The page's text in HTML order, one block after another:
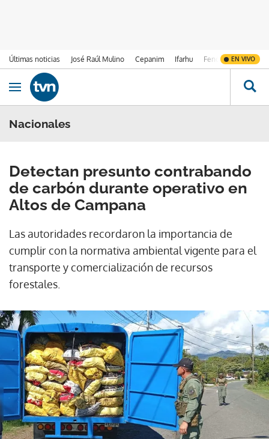
Últimas noticias José Raúl Mulino Cepanim Ifarhu Fenómeno de El
EN VIVO
Ir al contenido
Obrir navegació
Nacionales
Detectan presunto contrabando
de carbón durante operativo en
Altos de Campana
Las autoridades recordaron la importancia de
cumplir con la normativa ambiental vigente para el
transporte y comercialización de recursos
forestales.